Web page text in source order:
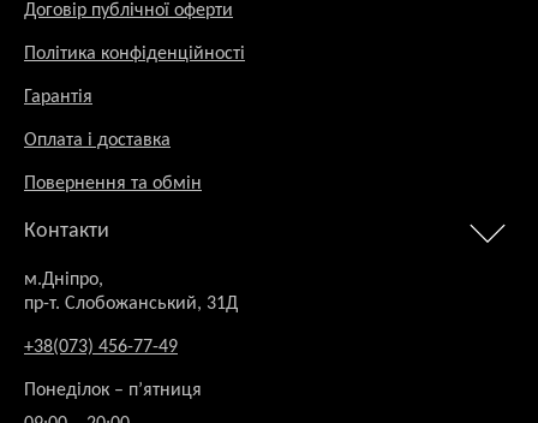
Договір публічної оферти
Політика конфіденційності
Гарантія
Оплата і доставка
Повернення та обмін
Контакти
м.Дніпро,
пр-т. Слобожанський, 31Д
+38(073) 456-77-49
Понеділок – п’ятниця